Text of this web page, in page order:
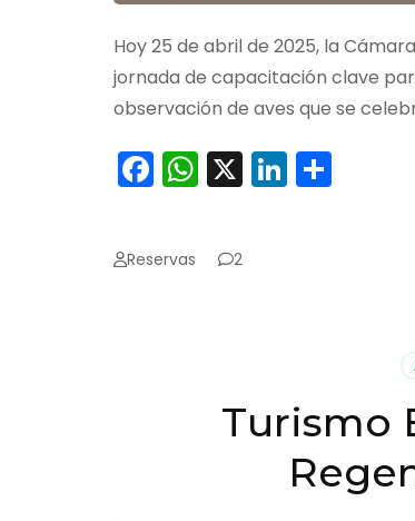
Hoy 25 de abril de 2025, la
jornada de capacitación clave
observación de aves que se
Facebook
WhatsApp
X LinkedIn
Reservas 2
Turismo